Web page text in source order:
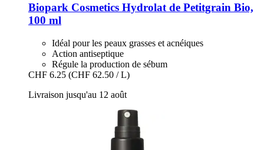
Biopark Cosmetics Hydrolat de Petitgrain Bio,
100 ml
Idéal pour les peaux grasses et acnéiques
Action antiseptique
Régule la production de sébum
CHF 6.25 (CHF 62.50 / L)
Livraison jusqu'au 12 août